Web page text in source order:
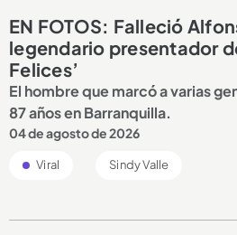
EN FOTOS: Falleció
legendario presentador
Felices’
El hombre que marcó a varias
87 años en Barranquilla.
04 de agosto de 2026
Viral Sindy Valle